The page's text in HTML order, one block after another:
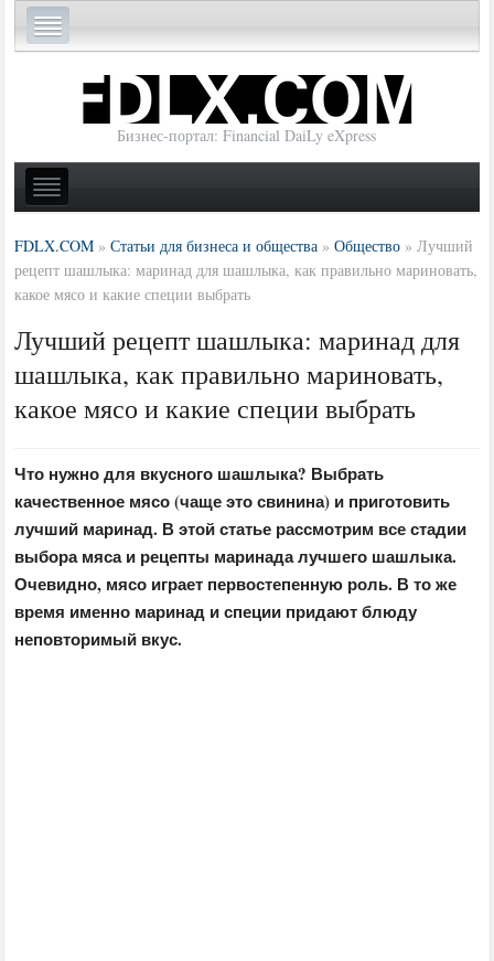
Бизнес-портал: Financial DaiLy eXpress
FDLX.COM »Статьи для бизнеса и общества »Общество »Лучший
рецепт шашлыка: маринад для шашлыка, как правильно мариновать,
какое мясо и какие специи выбрать
Лучший рецепт шашлыка: маринад для
шашлыка, как правильно мариновать,
какое мясо и какие специи выбрать
Что нужно для вкусного шашлыка? Выбрать
качественное мясо (чаще это свинина) и приготовить
лучший маринад. В этой статье рассмотрим все стадии
выбора мяса и рецепты маринада лучшего шашлыка.
Очевидно, мясо играет первостепенную роль. В то же
время именно маринад и специи придают блюду
неповторимый вкус.